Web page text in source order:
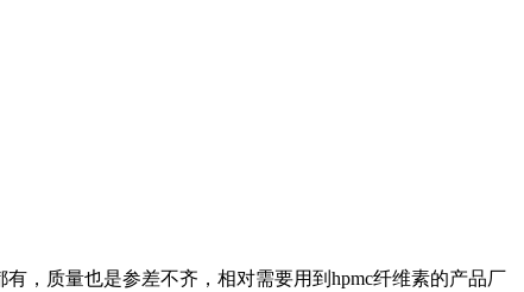
，质量也是参差不齐，相对需要用到hpmc纤维素的产品厂